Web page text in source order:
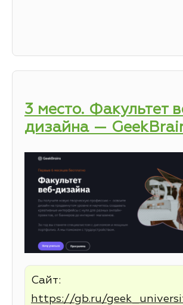
3 место. Факультет
дизайна —
Сайт:
https://gb.ru/